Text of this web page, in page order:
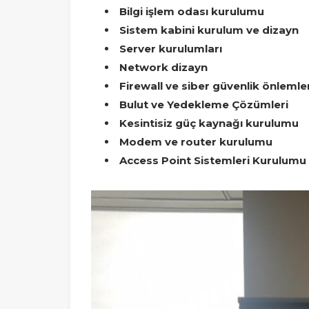
Bilgi işlem odası kurulumu
Sistem kabini kurulum ve dizayn
Server kurulumları
Network dizayn
Firewall ve siber güvenlik
Bulut ve Yedekleme Çözümleri
Kesintisiz güç kaynağı kurulumu
Modem ve router kurulumu
Access Point Sistemleri Kurulumu